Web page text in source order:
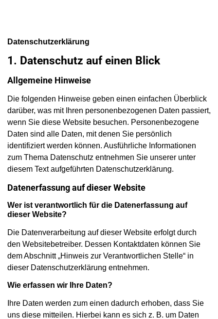
Datenschutz­erklärung
1. Datenschutz auf einen Blick
Allgemeine Hinweise
Die folgenden Hinweise geben einen einfachen Überblick
darüber, was mit Ihren personenbezogenen Daten passiert,
wenn Sie diese Website besuchen. Personenbezogene
Daten sind alle Daten, mit denen Sie persönlich
identifiziert werden können. Ausführliche Informationen
zum Thema Datenschutz entnehmen Sie unserer unter
diesem Text aufgeführten Datenschutzerklärung.
Datenerfassung auf dieser Website
Wer ist verantwortlich für die Datenerfassung auf
dieser Website?
Die Datenverarbeitung auf dieser Website erfolgt durch
den Websitebetreiber. Dessen Kontaktdaten können Sie
dem Abschnitt „Hinweis zur Verantwortlichen Stelle“ in
dieser Datenschutzerklärung entnehmen.
Wie erfassen wir Ihre Daten?
Ihre Daten werden zum einen dadurch erhoben, dass Sie
uns diese mitteilen. Hierbei kann es sich z. B. um Daten